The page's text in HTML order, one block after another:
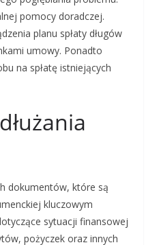
pomocy doradczej.
planu spłaty długów
umowy. Ponadto
na spłatę istniejących
dokumentów, które są
kluczowym
sytuacji finansowej
pożyczek oraz innych